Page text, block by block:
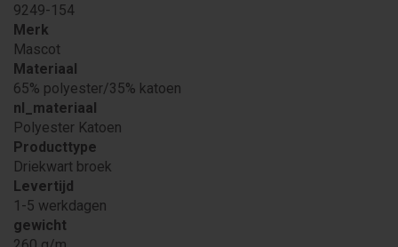
9249-154
Merk
Mascot
Materiaal
65% polyester/35% katoen
nl_materiaal
Polyester Katoen
Producttype
Driekwart broek
Levertijd
1-5 werkdagen
gewicht